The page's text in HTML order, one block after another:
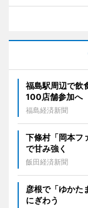
福島駅周辺で飲
100店舗参加へ
福島経済新聞
下條村「岡本フ
で甘み強く
飯田経済新聞
彦根で「ゆか
にぎわう